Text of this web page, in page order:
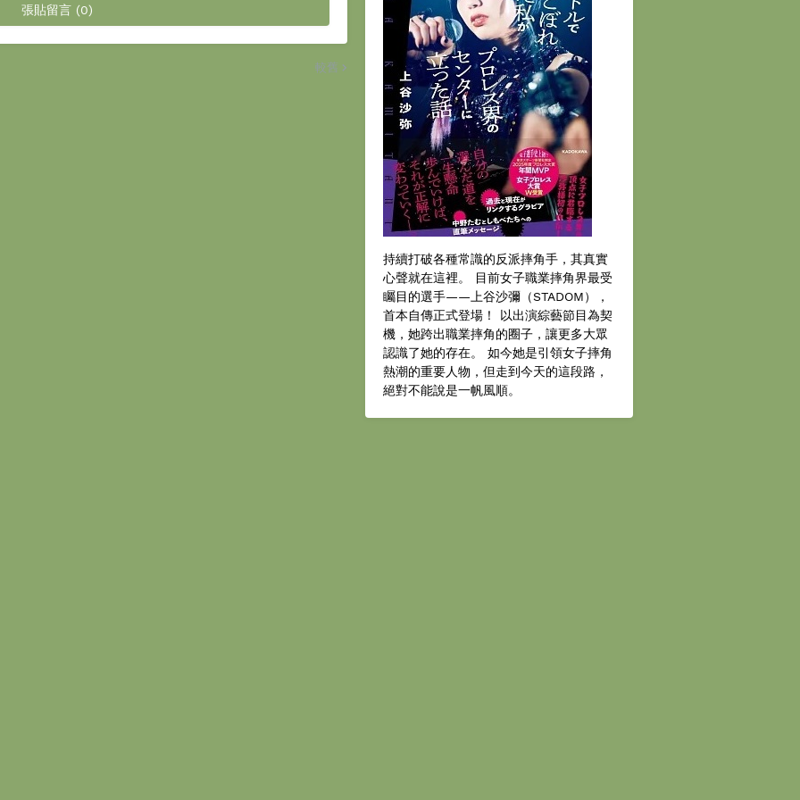
張貼留言 (0)
較舊
持續打破各種常識的反派摔角手，其真實
心聲就在這裡。 目前女子職業摔角界最受
矚目的選手——上谷沙彌（STADOM），
首本自傳正式登場！ 以出演綜藝節目為契
機，她跨出職業摔角的圈子，讓更多大眾
認識了她的存在。 如今她是引領女子摔角
熱潮的重要人物，但走到今天的這段路，
絕對不能說是一帆風順。